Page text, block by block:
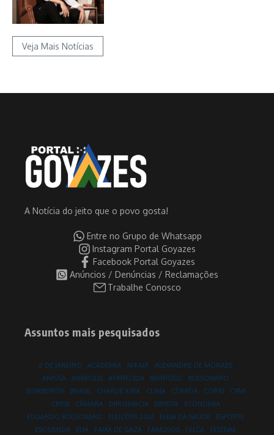
Veja Mais Notícias
A Notícia do jeito que o povo gosta!
Entre no Grupo de Whatsapp
Instagram Portal Goyazes
Facebook Portal Goyazes
Anúncios / Denúncias / Reclamações
Trabalhe Conosco
Assuntos mais pesquisados
8 DE JANEIRO ACADEMIA AFFAIR
ALEXANDRE DE MORAES
ANISTIA
ANÁPOLIS APARECIDA BARROSO
BOLSONARO
BOMBEIROS
BRASIL CHARLIE KIRK CLIMA COMIDA COP30
CPMI
CRISE
CÂMARA DIPLOMACIA DIREITA
ECONOMIA
EDUARDO BOLSONARO
ELEIÇÕES 2026 ELISA DA SAÚDE
ESPORTE
ESQUERDA
EUA FAIXA DE GAZA FAMOSOS FELCA
FESTIVAL